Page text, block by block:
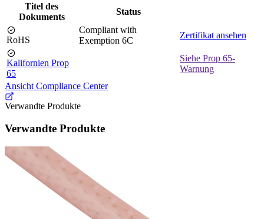
Titel des
Dokuments
Status
RoHS
Compliant with
Exemption 6C
Zertifikat ansehen
Kalifornien Prop
65
Siehe Prop 65-
Warnung
Ansicht Compliance Center
Verwandte Produkte
Verwandte Produkte